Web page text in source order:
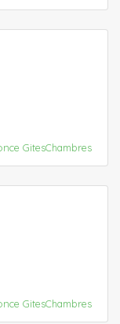
GitesChambres
GitesChambres